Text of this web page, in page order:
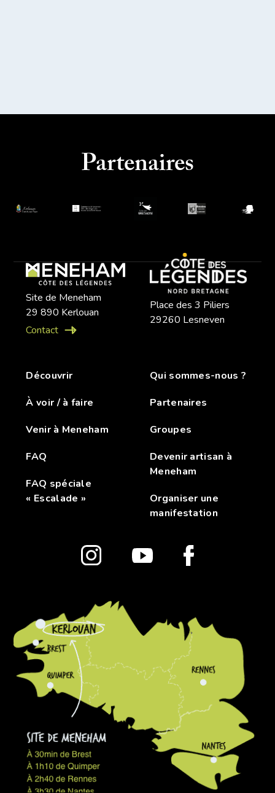
Partenaires
Site de Meneham
29 890 Kerlouan
Contact
Place des 3 Piliers
29260 Lesneven
Découvrir
À voir / à faire
Venir à Meneham
FAQ
FAQ spéciale
« Escalade »
Qui sommes-nous ?
Partenaires
Groupes
Devenir artisan à
Meneham
Organiser une
manifestation